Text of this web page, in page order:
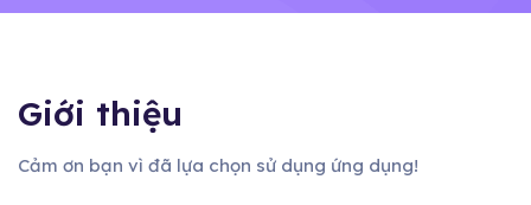
Giới thiệu
Cảm ơn bạn vì đã lựa chọn sử dụng ứng dụng!